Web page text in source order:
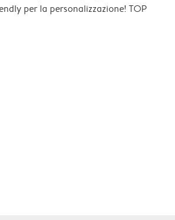
per la personalizzazione! TOP
pagination